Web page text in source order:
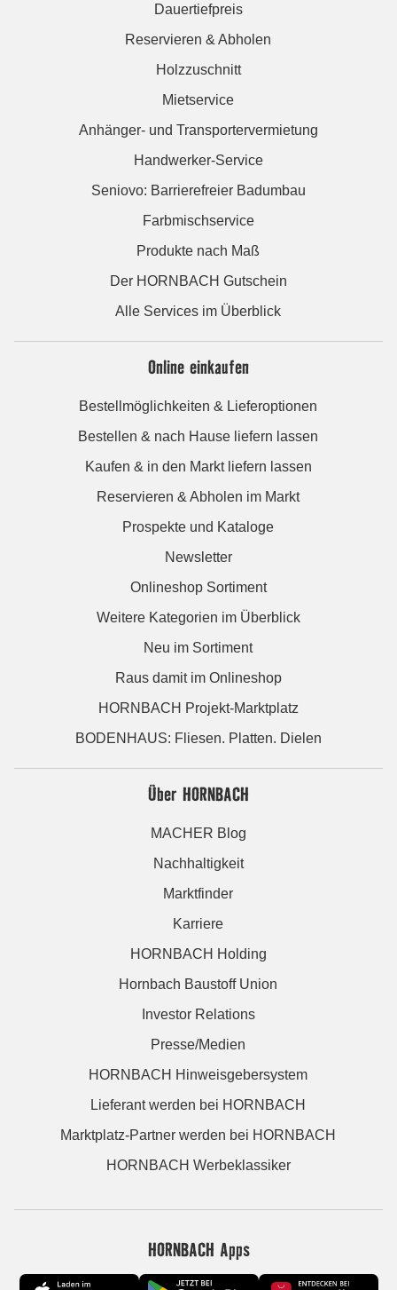
Dauertiefpreis
Reservieren & Abholen
Holzzuschnitt
Mietservice
Anhänger- und Transportervermietung
Handwerker-Service
Seniovo: Barrierefreier Badumbau
Farbmischservice
Produkte nach Maß
Der HORNBACH Gutschein
Alle Services im Überblick
Online einkaufen
Bestellmöglichkeiten & Lieferoptionen
Bestellen & nach Hause liefern lassen
Kaufen & in den Markt liefern lassen
Reservieren & Abholen im Markt
Prospekte und Kataloge
Newsletter
Onlineshop Sortiment
Weitere Kategorien im Überblick
Neu im Sortiment
Raus damit im Onlineshop
HORNBACH Projekt-Marktplatz
BODENHAUS: Fliesen. Platten. Dielen
Über HORNBACH
MACHER Blog
Nachhaltigkeit
Marktfinder
Karriere
HORNBACH Holding
Hornbach Baustoff Union
Investor Relations
Presse/Medien
HORNBACH Hinweisgebersystem
Lieferant werden bei HORNBACH
Marktplatz-Partner werden bei HORNBACH
HORNBACH Werbeklassiker
HORNBACH Apps